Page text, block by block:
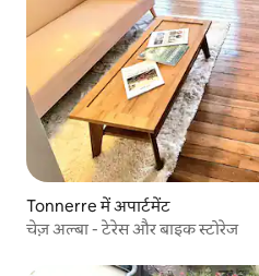
Tonnerre में अपार्टमेंट
चेज़ अल्बा - टेरेस और बाइक स्टोरेज